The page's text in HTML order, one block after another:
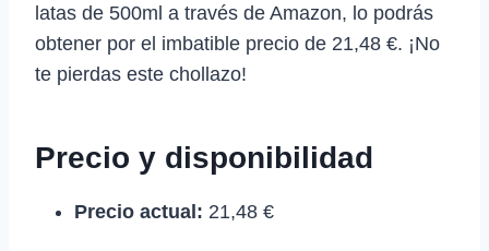
latas de 500ml a través de Amazon, lo podrás
obtener por el imbatible precio de 21,48 €. ¡No
te pierdas este chollazo!
Precio y disponibilidad
Precio actual: 21,48 €